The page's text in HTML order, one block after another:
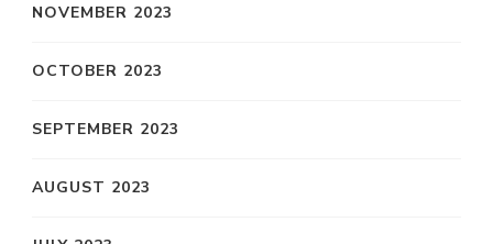
NOVEMBER 2023
OCTOBER 2023
SEPTEMBER 2023
AUGUST 2023